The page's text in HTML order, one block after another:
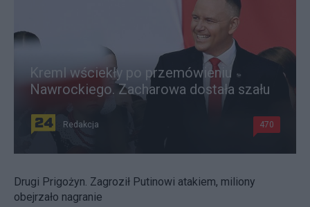
Kreml wściekły po przemówieniu
Nawrockiego. Zacharowa dostała szału
Redakcja 470
Drugi Prigożyn. Zagroził Putinowi atakiem, miliony
obejrzało nagranie